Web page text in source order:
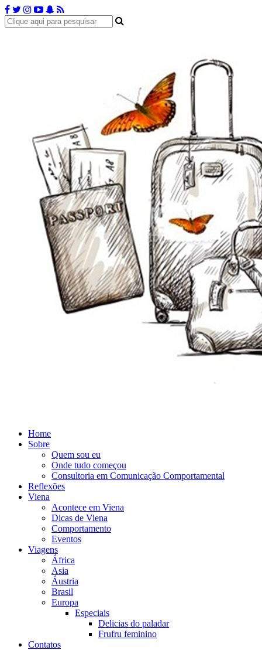
Home
Sobre
Quem sou eu
Onde tudo começou
Consultoria em Comunicação Comportamental
Reflexões
Viena
Acontece em Viena
Dicas de Viena
Comportamento
Eventos
Viagens
África
Asia
Áustria
Brasil
Europa
Especiais
Delicias do paladar
Frufru feminino
Contatos